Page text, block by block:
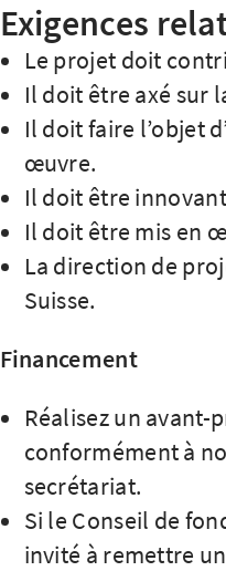
Exigences
Le projet doit
Il doit être axé sur
Il doit faire l’objet
œuvre.
Il doit être
Il doit être mis en
La direction de
Suisse.
Financement
Réalisez un avant-
conformément à
secrétariat.
Si le Conseil de
invité à remettre